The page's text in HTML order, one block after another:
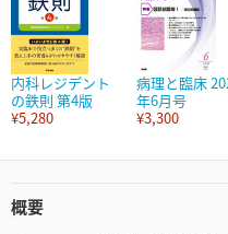
内科レジデント
の鉄則 第4版
¥5,280
病理と臨床
年6月号
¥3,300
概要